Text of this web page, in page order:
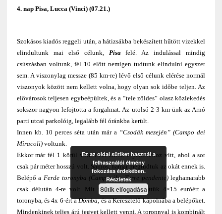
4. nap Pisa, Lucca (Vinci) (07.21.)
Szokásos kiadós reggeli után, a hátizsákba bekészített hűtött vizekkel
elindultunk mai első célunk, Pisafelé. Az indulással mindig
csúszásban voltunk, fél 10 előtt nemigen tudtunk elindulni egyszer
sem. A viszonylag messze (85 km-re) lévő első célunk elérése normál
viszonyok között nem kellett volna, hogy olyan sok időbe teljen. Az
elővárosok teljesen egybeépültek, és a “tele zöldes” olasz közlekedés
sokszor nagyon lefojtotta a forgalmat. Az utolsó 2-3 km-ünk az Arnó
parti utcai parkolóig, legalább fél óránkba került.
Innen kb. 10 perces séta után már a “Csodák mezején” (Campo dei
Miracoli) voltunk.
Ekkor már fél 1 körül volt. Első utunk a pénztárhoz vitt, ahol a sor
csak pár méter hosszú volt. Sajnos, hamar megtudtuk az okát ennek is.
Belépő a Ferde toronyba (Campanile; Torre pendente)leghamarabb
csak délután 4-re volt. Mit tehettünk? Megvettük 4×15 euróért a
toronyba, és 4x 6-ért aDómba,és a Keresztelő kápolnába a belépőket.
Mindenkinek teljes árú jegyet kellett venni. A toronnyal is kombinált
Ez az oldal sütiket használ a
felhasználói élmény
fokozása érdekében.
Részletek
Sütik elfogadása